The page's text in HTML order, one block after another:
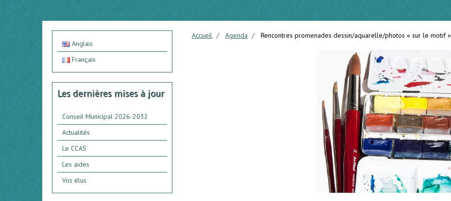
Accueil Agenda Rencontres promenades dessin/aquarelle/photos « sur le motif »
Anglais
Français
Les dernières mises à jour
Conseil Municipal 2026-2032
Actualités
Le CCAS
Les aides
Vos élus